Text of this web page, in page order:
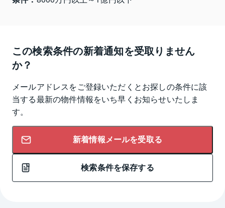
この検索条件の新着通知を受取りません
か？
メールアドレスをご登録いただくとお探しの条件に該
当する最新の物件情報をいち早くお知らせいたしま
す。
新着情報メールを受取る
検索条件を保存する